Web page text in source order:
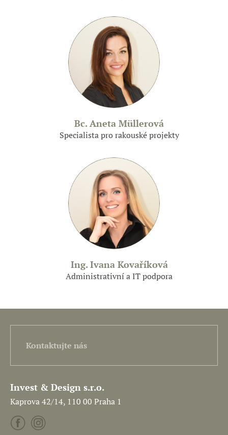
Bc. Aneta Müllerová
Specialista pro rakouské projekty
Ing. Ivana Kovaříková
Administrativní a IT podpora
Kontaktujte nás
Invest & Design s.r.o.
Kaprova 42/14, 110 00 Praha 1